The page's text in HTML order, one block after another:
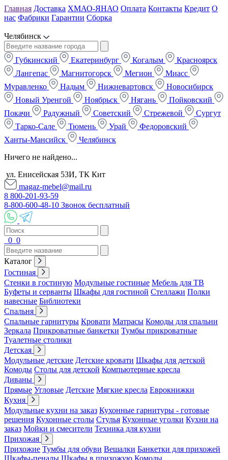
Главная Доставка ХМАО-ЯНАО Оплата Контакты Кредит О
нас Фабрики Гарантии Сборка
Челябинск
Губкинский Екатеринбург Когалым
Красноярск
Лангепас
Магнитогорск Мегион
Миасс
Муравленко
Надым Нижневартовск
Новосибирск
Новый Уренгой
Ноябрьск Нягань
Пойковский
Покачи
Радужный Советский Стрежевой
Сургут
Тарко-Сале
Тюмень Урай
Федоровский
Ханты-Мансийск
Челябинск
Ничего не найдено...
ул. Енисейская 53И, ТК Кит
magaz-mebel@mail.ru
8 800-201-93-59
8-800-600-48-10 Звонок бесплатный
0 0
Каталог
Гостиная
Стенки в гостиную Модульные гостиные Мебель для ТВ
Буфеты и серванты Шкафы для гостиной Стеллажи Полки
навесные Библиотеки
Спальня
Спальные гарнитуры Кровати Матрасы Комоды для спальни
Зеркала Прикроватные банкетки Тумбы прикроватные
Туалетные столики
Детская
Модульные детские Детские кровати Шкафы для детской
Комоды Столы для детской Компьютерные кресла
Диваны
Прямые Угловые Детские Мягкие кресла Еврокнижки
Кухня
Модульные кухни на заказ Кухонные гарнитуры - готовые
решения Кухонные столы Стулья Кухонные уголки Кухни на
заказ Мойки и смесители Техника для кухни
Прихожая
Прихожие Тумбы для обуви Вешалки Банкетки для прихожей
Шкафы-пеналы Шкафы в прихожую Комоды